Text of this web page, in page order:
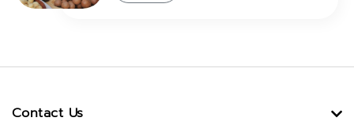
Contact Us